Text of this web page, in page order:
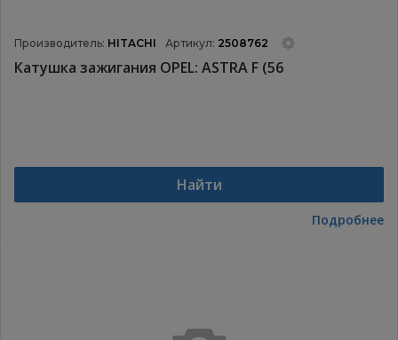
Производитель: HITACHI Артикул: 2508762
Катушка зажигания OPEL: ASTRA F (56
Найти
Подробнее